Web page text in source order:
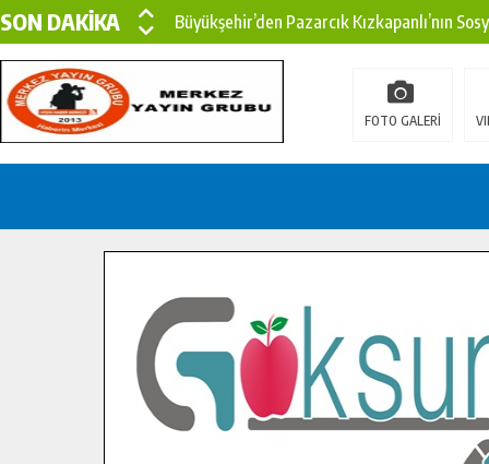
SON DAKİKA
Büyükşehir’den Pazarcık Kızkapanlı’nın
Büyükşehir’den Pazarcık Kırsalına Modern
Çin’den KSÜ’ye Uluslararası Başarı:
İlçe Jandarma Komutanı Karakaya’dan
Bertiz’in Yeni Köprüsünde Sona Doğru.
FOTO GALERİ